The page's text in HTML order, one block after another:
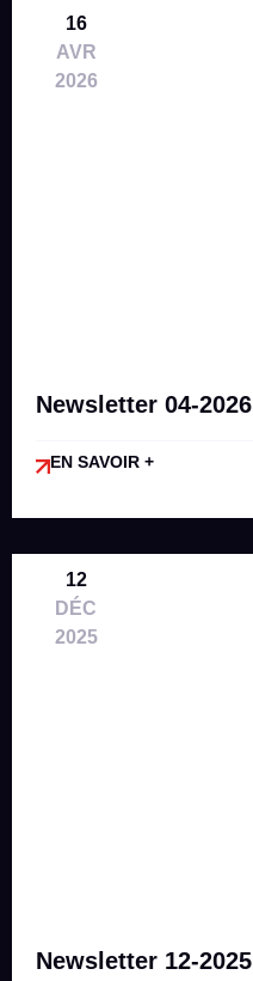
16
AVR
2026
Newsletter 04-2026
EN SAVOIR +
12
DÉC
2025
Newsletter 12-2025